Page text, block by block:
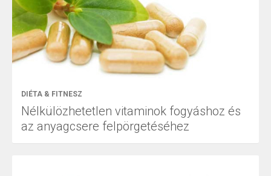
DIÉTA & FITNESZ
Nélkülözhetetlen vitaminok fogyáshoz és
az anyagcsere felpörgetéséhez